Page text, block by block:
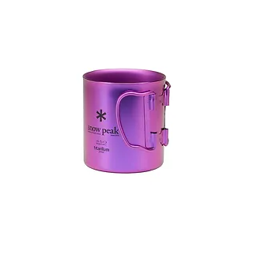
ประสบการณ์ที่สมบูรณ์แบบในระยะ
อ่านต่อเรื่องการรับประกันสินค้าได้
https://www.campstudio.co.th/